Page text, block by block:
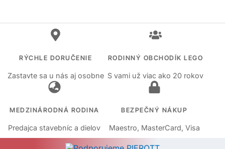
RÝCHLE DORUČENIE
Zastavte sa u nás aj osobne
RODINNÝ OBCHODÍK LEGO
S vami už viac ako 20 rokov
MEDZINÁRODNÁ RODINA
Predajca stavebníc a dielov
BEZPEČNÝ NÁKUP
Maestro, MasterCard, Visa